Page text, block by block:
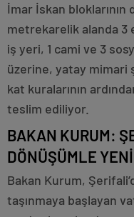
İmar İskan
metrekarelik alanda 3
iş yeri, 1 cami ve 3
üzerine, yatay mimari
kat kuralarının
teslim ediliyor.
BAKAN KURUM:
DÖNÜŞÜMLE
Bakan Kurum,
taşınmaya başlayan